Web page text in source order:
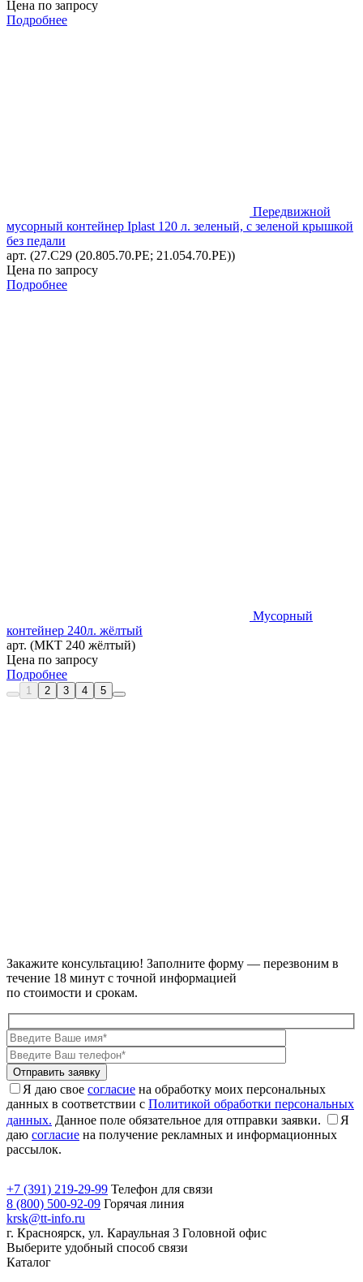
Цена по запросу
Подробнее
Передвижной
мусорный контейнер Iplast 120 л. зеленый, с зеленой крышкой
без педали
арт. (27.C29 (20.805.70.PE; 21.054.70.PE))
Цена по запросу
Подробнее
Мусорный
контейнер 240л. жёлтый
арт. (МКТ 240 жёлтый)
Цена по запросу
Подробнее
1 2 3 4 5
Закажите консультацию! Заполните форму — перезвоним в
течение 18 минут с точной информацией
по стоимости и срокам.
Я даю свое согласие на обработку моих персональных
данных в соответствии с Политикой обработки персональных
данных. Данное поле обязательное для отправки заявки.
Я
даю согласие на получение рекламных и информационных
рассылок.
+7 (391) 219-29-99 Телефон для связи
8 (800) 500-92-09 Горячая линия
krsk@tt-info.ru
г. Красноярск, ул. Караульная 3 Головной офис
Выберите удобный способ связи
Каталог